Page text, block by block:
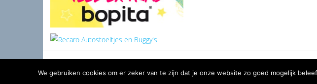
We gebruiken cookies om er zeker van te zijn dat je onze website zo goed mogelijk